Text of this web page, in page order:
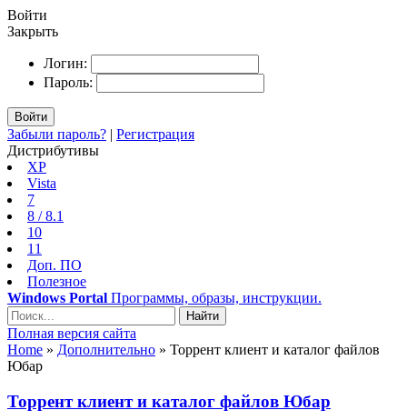
Войти
Закрыть
Логин:
Пароль:
Войти
Забыли пароль? | Регистрация
Дистрибутивы
XP
Vista
7
8 / 8.1
10
11
Доп. ПО
Полезное
Windows Portal Программы, образы, инструкции.
Найти
Полная версия сайта
Home » Дополнительно » Торрент клиент и каталог файлов
Юбар
Торрент клиент и каталог файлов Юбар